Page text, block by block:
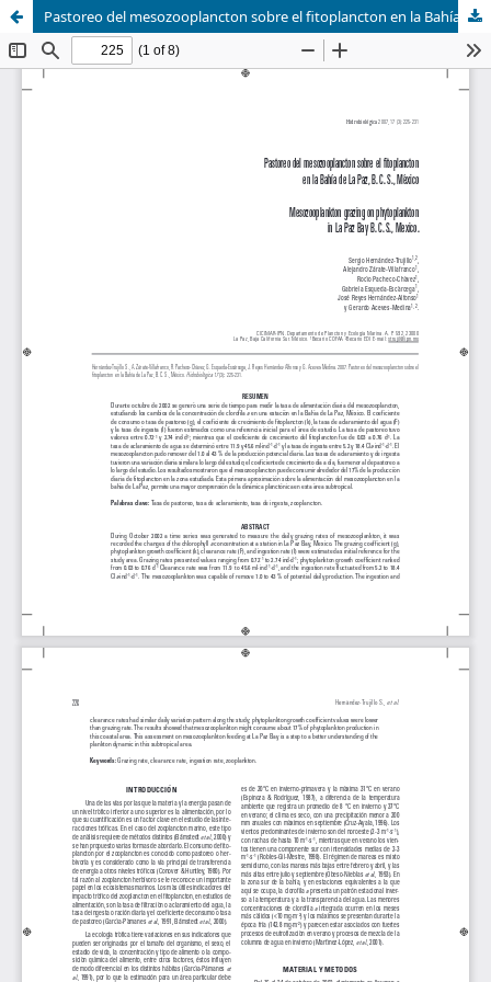
Pastoreo del mesozooplancton sobre el fitoplancton en la Bahía de La Paz, B. C. S., México